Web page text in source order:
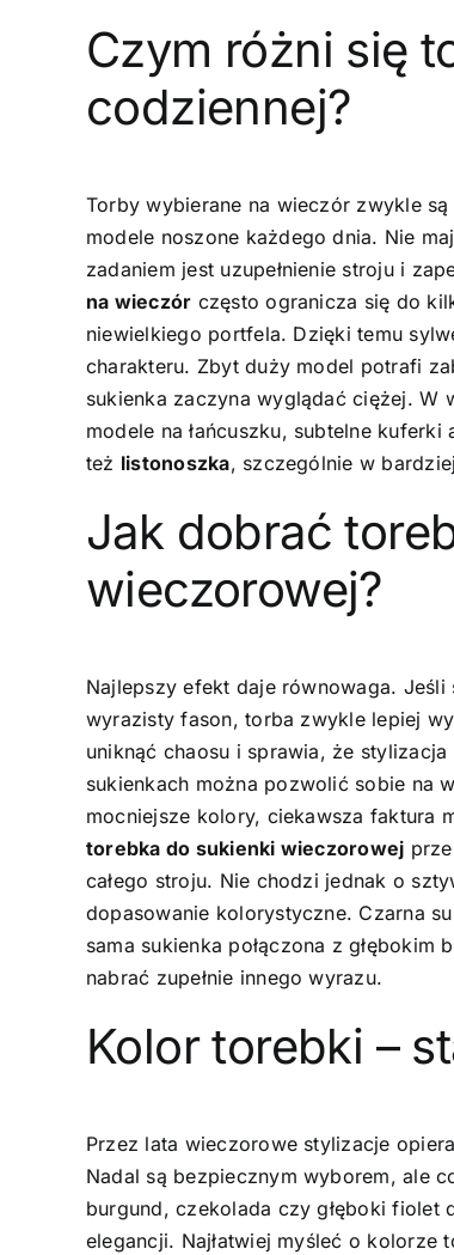
Czym różni się
codziennej?
Torby wybierane na wieczór zwykle
modele noszone każdego dnia. Nie
zadaniem jest uzupełnienie stroju i
na wieczór często ogranicza się do
niewielkiego portfela. Dzięki temu
charakteru. Zbyt duży model potrafi
sukienka zaczyna wyglądać ciężej. W
modele na łańcuszku, subtelne
też listonoszka, szczególnie w
Jak dobrać
wieczorowej?
Najlepszy efekt daje równowaga.
wyrazisty fason, torba zwykle lepiej
uniknąć chaosu i sprawia, że
sukienkach można pozwolić sobie na
mocniejsze kolory, ciekawsza faktura
torebka do sukienki wieczorowej
całego stroju. Nie chodzi jednak o
dopasowanie kolorystyczne. Czarna
sama sukienka połączona z
nabrać zupełnie innego wyrazu.
Kolor torebki –
Przez lata wieczorowe stylizacje
Nadal są bezpiecznym wyborem, ale
burgund, czekolada czy głęboki fiolet
elegancji. Najłatwiej myśleć o kolorze